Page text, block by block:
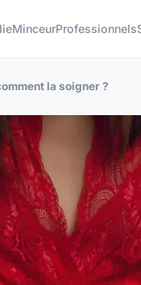
MinceurProfessionnels
la soigner ?